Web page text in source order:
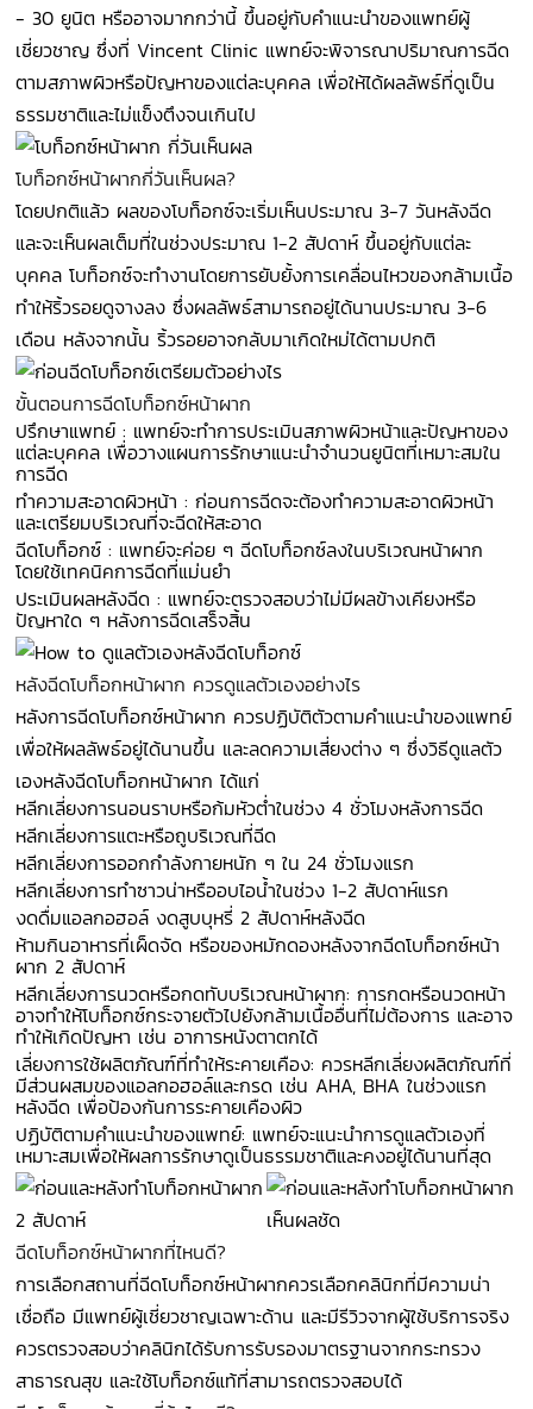
- 30 ยูนิต หรืออาจมากกว่านี้ ขึ้นอยู่กับคำแนะนำของแพทย์ผู้
เชี่ยวชาญ ซึ่งที่ Vincent Clinic แพทย์จะพิจารณาปริมาณการฉีด
ตามสภาพผิวหรือปัญหาของแต่ละบุคคล เพื่อให้ได้ผลลัพธ์ที่ดูเป็น
ธรรมชาติและไม่แข็งตึงจนเกินไป
โบท็อกซ์หน้าผากกี่วันเห็นผล?
โดยปกติแล้ว ผลของโบท็อกซ์จะเริ่มเห็นประมาณ 3-7 วันหลังฉีด
และจะเห็นผลเต็มที่ในช่วงประมาณ 1-2 สัปดาห์ ขึ้นอยู่กับแต่ละ
บุคคล โบท็อกซ์จะทำงานโดยการยับยั้งการเคลื่อนไหวของกล้ามเนื้อ
ทำให้ริ้วรอยดูจางลง ซึ่งผลลัพธ์สามารถอยู่ได้นานประมาณ 3-6
เดือน หลังจากนั้น ริ้วรอยอาจกลับมาเกิดใหม่ได้ตามปกติ
ขั้นตอนการฉีดโบท็อกซ์หน้าผาก
ปรึกษาแพทย์ : แพทย์จะทำการประเมินสภาพผิวหน้าและปัญหาของ
แต่ละบุคคล เพื่อวางแผนการรักษาแนะนำจำนวนยูนิตที่เหมาะสมใน
การฉีด
ทำความสะอาดผิวหน้า : ก่อนการฉีดจะต้องทำความสะอาดผิวหน้า
และเตรียมบริเวณที่จะฉีดให้สะอาด
ฉีดโบท็อกซ์ : แพทย์จะค่อย ๆ ฉีดโบท็อกซ์ลงในบริเวณหน้าผาก
โดยใช้เทคนิคการฉีดที่แม่นยำ
ประเมินผลหลังฉีด : แพทย์จะตรวจสอบว่าไม่มีผลข้างเคียงหรือ
ปัญหาใด ๆ หลังการฉีดเสร็จสิ้น
หลังฉีดโบท็อกหน้าผาก ควรดูแลตัวเองอย่างไร
หลังการฉีดโบท็อกซ์หน้าผาก ควรปฏิบัติตัวตามคำแนะนำของแพทย์
เพื่อให้ผลลัพธ์อยู่ได้นานขึ้น และลดความเสี่ยงต่าง ๆ ซึ่งวิธีดูแลตัว
เองหลังฉีดโบท็อกหน้าผาก ได้แก่
หลีกเลี่ยงการนอนราบหรือก้มหัวต่ำในช่วง 4 ชั่วโมงหลังการฉีด
หลีกเลี่ยงการแตะหรือถูบริเวณที่ฉีด
หลีกเลี่ยงการออกกำลังกายหนัก ๆ ใน 24 ชั่วโมงแรก
หลีกเลี่ยงการทำซาวน่าหรืออบไอน้ำในช่วง 1-2 สัปดาห์แรก
งดดื่มแอลกอฮอล์ งดสูบบุหรี่ 2 สัปดาห์หลังฉีด
ห้ามกินอาหารที่เผ็ดจัด หรือของหมักดองหลังจากฉีดโบท็อกซ์หน้า
ผาก 2 สัปดาห์
หลีกเลี่ยงการนวดหรือกดทับบริเวณหน้าผาก: การกดหรือนวดหน้า
อาจทำให้โบท็อกซ์กระจายตัวไปยังกล้ามเนื้ออื่นที่ไม่ต้องการ และอาจ
ทำให้เกิดปัญหา เช่น อาการหนังตาตกได้
เลี่ยงการใช้ผลิตภัณฑ์ที่ทำให้ระคายเคือง: ควรหลีกเลี่ยงผลิตภัณฑ์ที่
มีส่วนผสมของแอลกอฮอล์และกรด เช่น AHA, BHA ในช่วงแรก
หลังฉีด เพื่อป้องกันการระคายเคืองผิว
ปฏิบัติตามคำแนะนำของแพทย์: แพทย์จะแนะนำการดูแลตัวเองที่
เหมาะสมเพื่อให้ผลการรักษาดูเป็นธรรมชาติและคงอยู่ได้นานที่สุด
ฉีดโบท็อกซ์หน้าผากที่ไหนดี?
การเลือกสถานที่ฉีดโบท็อกซ์หน้าผากควรเลือกคลินิกที่มีความน่า
เชื่อถือ มีแพทย์ผู้เชี่ยวชาญเฉพาะด้าน และมีรีวิวจากผู้ใช้บริการจริง
ควรตรวจสอบว่าคลินิกได้รับการรับรองมาตรฐานจากกระทรวง
สาธารณสุข และใช้โบท็อกซ์แท้ที่สามารถตรวจสอบได้